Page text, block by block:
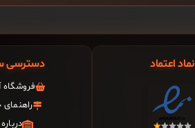
نماد اعتماد دسترسی
فروشگاه